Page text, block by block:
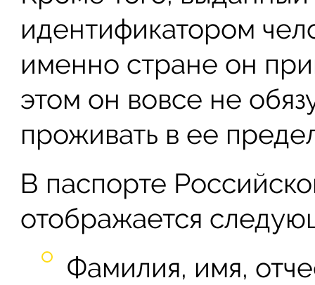
идентификатором
именно стране он
этом он вовсе не
проживать в ее
В паспорте
отображается
Фамилия, имя,